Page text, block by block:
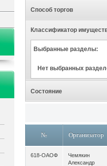
Способ торгов
Классификатор
Выбранные разделы:
Нет выбранных
Состояние
№ Организатор
618-ОАОФ
Чемякин
Александр